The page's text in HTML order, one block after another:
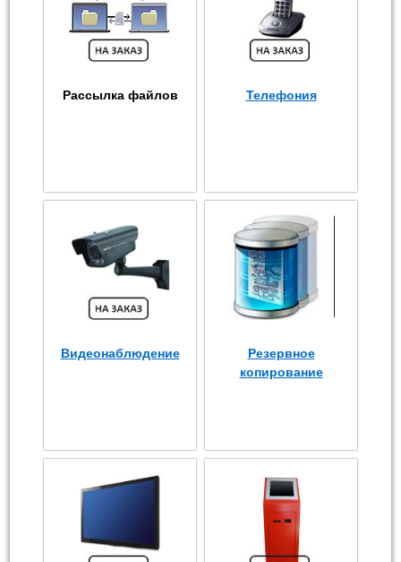
Рассылка файлов Телефония
Видеонаблюдение
Резервное
копирование